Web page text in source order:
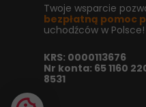
Twoje wsparcie
bezpłatną pomoc
uchodźców w Polsce!
KRS: 0000113676
Nr konta: 65 1160
8531